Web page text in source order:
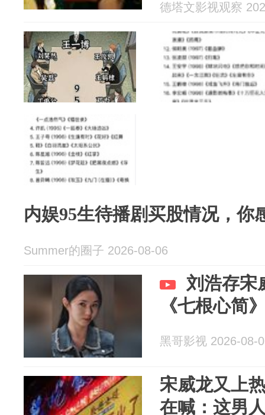
德塔文影视观察
内娱95生待播剧买股情况，你
Summer的圈子 2026-08-06
刘浩存宋
《七根心简
黑哥影视 2026-08-
宋威龙又上
在喊：这男